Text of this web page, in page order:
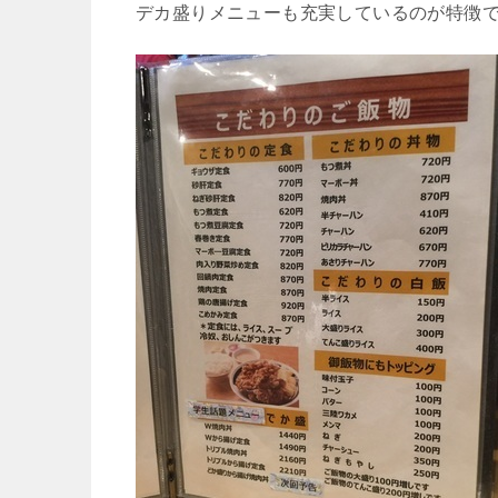
デカ盛りメニューも充実しているのが特徴